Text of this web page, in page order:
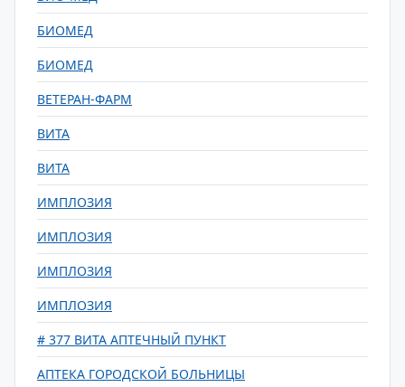
БИОМЕД
БИОМЕД
ВЕТЕРАН-ФАРМ
ВИТА
ВИТА
ИМПЛОЗИЯ
ИМПЛОЗИЯ
ИМПЛОЗИЯ
ИМПЛОЗИЯ
# 377 ВИТА АПТЕЧНЫЙ ПУНКТ
АПТЕКА ГОРОДСКОЙ БОЛЬНИЦЫ